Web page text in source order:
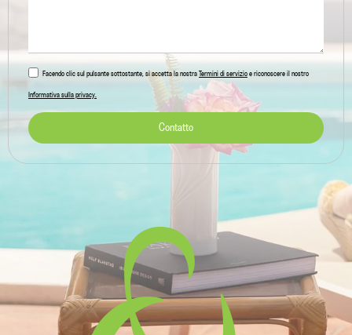
Facendo clic sul pulsante sottostante, si accetta la nostra Termini di servizio e riconoscere il nostro
Informativa sulla privacy.
Contatto